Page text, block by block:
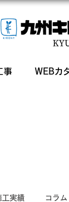
事 WEBカ
工実績 コラム